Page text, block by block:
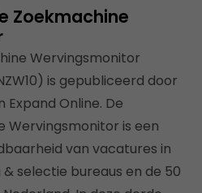
Zoekmachine
Wervingsmonitor
is gepubliceerd door
Online. De
Wervingsmonitor is een
van vacatures in
selectie bureaus en de 50